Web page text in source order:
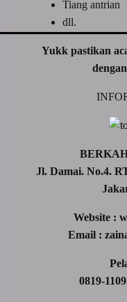
Tiang antrian
dll.
Yukk pastikan
Jl. Damai. No.4.
Website :
Email :
0819-